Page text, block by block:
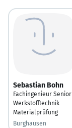
Sebastian Bohn
Fachingenieur Senior
Werkstofftechnik
Materialprüfung
Burghausen